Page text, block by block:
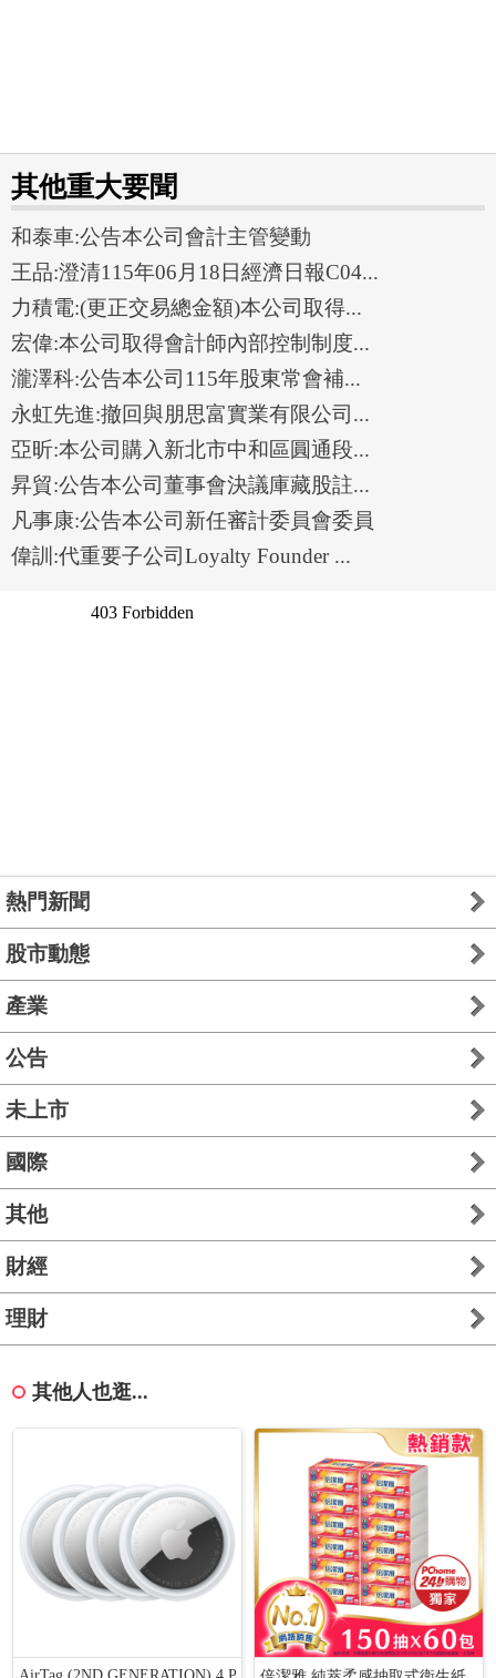
其他重大要聞
和泰車:公告本公司會計主管變動
王品:澄清115年06月18日經濟日報C04...
力積電:(更正交易總金額)本公司取得...
宏偉:本公司取得會計師內部控制制度...
瀧澤科:公告本公司115年股東常會補...
永虹先進:撤回與朋思富實業有限公司...
亞昕:本公司購入新北市中和區圓通段...
昇貿:公告本公司董事會決議庫藏股註...
凡事康:公告本公司新任審計委員會委員
偉訓:代重要子公司Loyalty Founder ...
熱門新聞
股市動態
產業
公告
未上市
國際
其他
財經
理財
其他人也逛...